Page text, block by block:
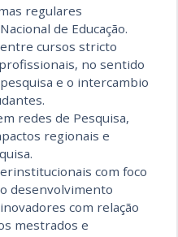
regulares
de Educação.
cursos stricto
no sentido
e o intercambio
redes de Pesquisa,
regionais e
com foco
desenvolvimento
com relação
mestrados e